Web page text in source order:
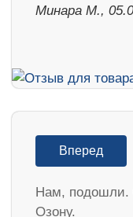
Минара М.,
Вперед
Нам, подошли.
Озону.